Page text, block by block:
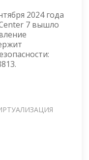
2024 года
7 вышло